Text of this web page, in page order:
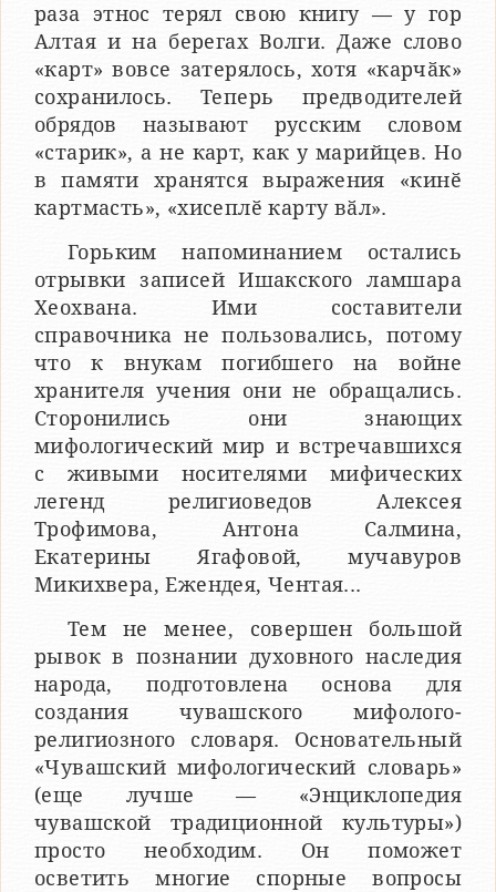
раза этнос терял свою книгу — у гор
Алтая и на берегах Волги. Даже слово
«карт» вовсе затерялось, хотя «карчӑк»
сохранилось. Теперь предводителей
обрядов называют русским словом
«старик», а не карт, как у марийцев. Но
в памяти хранятся выражения «кинӗ
картмасть», «хисеплӗ карту вӑл».
Горьким напоминанием остались
отрывки записей Ишакского ламшара
Хеохвана. Ими составители
справочника не пользовались, потому
что к внукам погибшего на войне
хранителя учения они не обращались.
Сторонились они знающих
мифологический мир и встречавшихся
с живыми носителями мифических
легенд религиоведов Алексея
Трофимова, Антона Салмина,
Екатерины Ягафовой, мучавуров
Микихвера, Ежендея, Чентая...
Тем не менее, совершен большой
рывок в познании духовного наследия
народа, подготовлена основа для
создания чувашского мифолого-
религиозного словаря. Основательный
«Чувашский мифологический словарь»
(еще лучше — «Энциклопедия
чувашской традиционной культуры»)
просто необходим. Он поможет
осветить многие спорные вопросы